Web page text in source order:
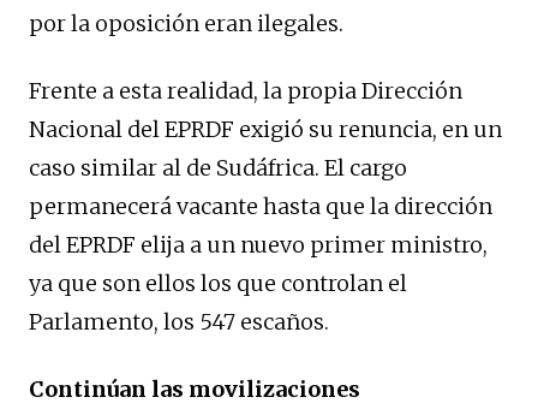
por la oposición eran ilegales.
Frente a esta realidad, la propia Dirección
Nacional del EPRDF exigió su renuncia, en un
caso similar al de Sudáfrica. El cargo
permanecerá vacante hasta que la dirección
del EPRDF elija a un nuevo primer ministro,
ya que son ellos los que controlan el
Parlamento, los 547 escaños.
Continúan las movilizaciones